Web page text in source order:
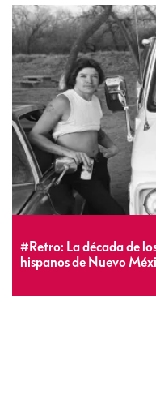
#Retro: La década de
hispanos de Nuevo